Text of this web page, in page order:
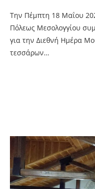
Την Πέμπτη 18 Μαΐου
Πόλεως Μεσολογγίου
για την Διεθνή Ημέρα
τεσσάρων…